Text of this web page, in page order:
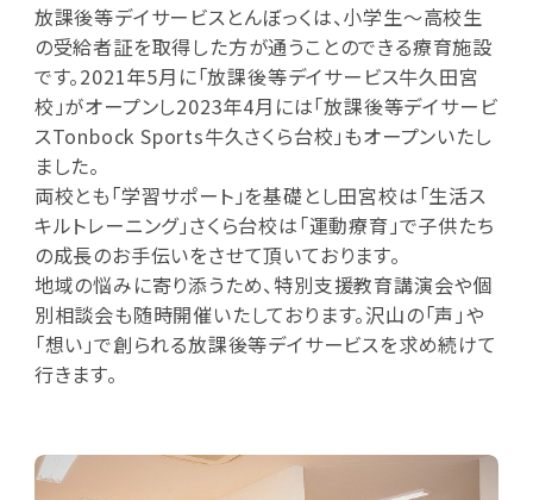
放課後等デイサービスとんぼっくは、小学生～高校生
の受給者証を取得した方が通うことのできる療育施設
です。2021年5月に「放課後等デイサービス牛久田宮
校」がオープンし2023年4月には「放課後等デイサービ
スTonbock Sports牛久さくら台校」もオープンいたし
ました。
両校とも「学習サポート」を基礎とし田宮校は「生活ス
キルトレーニング」さくら台校は「運動療育」で子供たち
の成長のお手伝いをさせて頂いております。
地域の悩みに寄り添うため、特別支援教育講演会や個
別相談会も随時開催いたしております。沢山の「声」や
「想い」で創られる放課後等デイサービスを求め続けて
行きます。